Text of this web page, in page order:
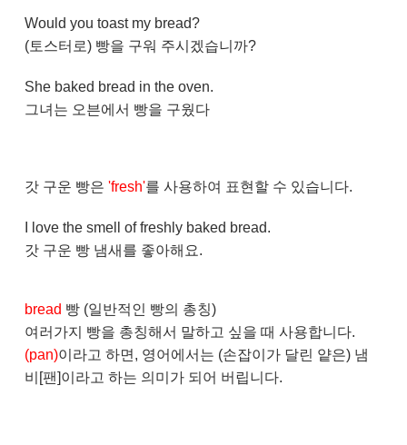
Would you toast my bread?
(토스터로) 빵을 구워 주시겠습니까?
She baked bread in the oven.
그녀는 오븐에서 빵을 구웠다
갓 구운 빵은 'fresh'를 사용하여 표현할 수 있습니다.
I love the smell of freshly baked bread.
갓 구운 빵 냄새를 좋아해요.
bread 빵 (일반적인 빵의 총칭)
여러가지 빵을 총칭해서 말하고 싶을 때 사용합니다.
(pan)이라고 하면, 영어에서는 (손잡이가 달린 얕은) 냄
비[팬]이라고 하는 의미가 되어 버립니다.